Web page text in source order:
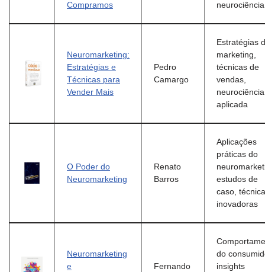
Compramos
neurociência
Neuromarketing:
Estratégias e
Técnicas para
Vender Mais
Pedro
Camargo
Estratégias
marketing,
técnicas de
vendas,
neurociência
aplicada
O Poder do
Neuromarketing
Renato
Barros
Aplicações
práticas do
estudos de
caso,
inovadoras
Neuromarketing
e
Fernando
do
insights